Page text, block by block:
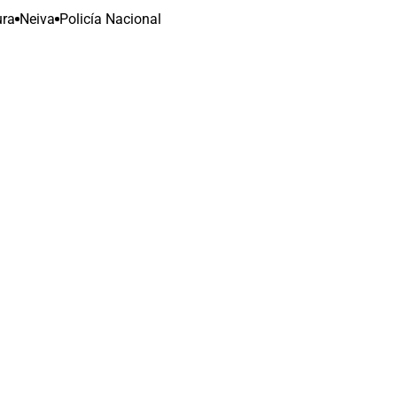
Neiva Policía Nacional